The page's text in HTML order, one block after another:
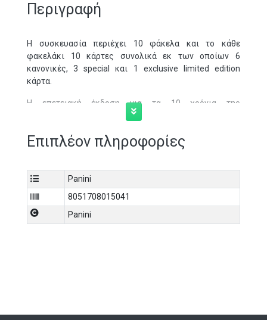
Περιγραφή
Η συσκευασία περιέχει 10 φάκελα και το κάθε
φακελάκι 10 κάρτες συνολικά εκ των οποίων 6
κανονικές, 3 special και 1 exclusive limited edition
κάρτα.
Η επετειακή έκδοση για τα 10 χρόνια της
δημοφιλέστερης συλλογής καρτών ποδοσφαίρου FIFA
➢ Η αφρόκρεμα του Παγκοσμίου Ποδοσφαίρου σε μια
➢ Νέα υποσύνολα παικτών και ειδικά υλικά
κατασκευής που αυξάνουν την αξία της συλλογής αλλά
και τη ζήτηση από το κοινό!
στη φετινή συλλογή με τους 8 πιο επιβλητικούς
Επιπλέον πληροφορίες
Panini
8051708015041
Panini